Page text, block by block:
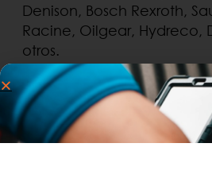
Denison, Bosch Rexroth,
Racine, Oilgear, Hydreco,
otros.
Además, es adecuado
requiere AIST 126 y 127.
.